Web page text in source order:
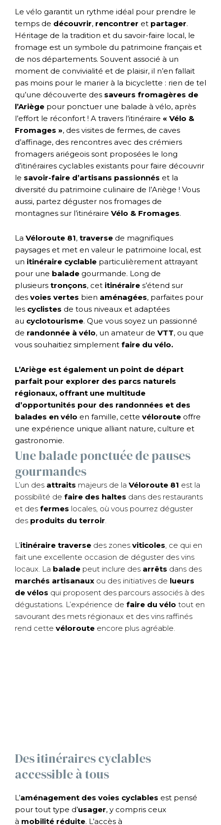
Le vélo garantit un rythme idéal pour prendre le
temps de découvrir, rencontrer et partager.
Héritage de la tradition et du savoir-faire local, le
fromage est un symbole du patrimoine français et
de nos départements. Souvent associé à un
moment de convivialité et de plaisir, il n’en fallait
pas moins pour le marier à la bicyclette : rien de tel
qu’une découverte des saveurs fromagères de
l’Ariège pour ponctuer une balade à vélo, après
l’effort le réconfort ! A travers l’itinéraire « Vélo &
Fromages », des visites de fermes, de caves
d’affinage, des rencontres avec des crémiers
fromagers ariégeois sont proposées le long
d’itinéraires cyclables existants pour faire découvrir
le savoir-faire d’artisans passionnés et la
diversité du patrimoine culinaire de l’Ariège ! Vous
aussi, partez déguster nos fromages de
montagnes sur l’itinéraire Vélo & Fromages.
La Véloroute 81, traverse de magnifiques
paysages et met en valeur le patrimoine local, est
un itinéraire cyclable particulièrement attrayant
pour une balade gourmande. Long de
plusieurs tronçons, cet itinéraire s’étend sur
des voies vertes bien aménagées, parfaites pour
les cyclistes de tous niveaux et adaptées
au cyclotourisme. Que vous soyez un passionné
de randonnée à vélo, un amateur de VTT, ou que
vous souhaitiez simplement faire du vélo.
L’Ariège est également un point de départ
parfait pour explorer des parcs naturels
régionaux, offrant une multitude
d’opportunités pour des randonnées et des
balades en vélo en famille, cette véloroute offre
une expérience unique alliant nature, culture et
gastronomie.
Une balade ponctuée de pauses
gourmandes
L’un des attraits majeurs de la Véloroute 81 est la
possibilité de faire des haltes dans des restaurants
et des fermes locales, où vous pourrez déguster
des produits du terroir
L’itinéraire traverse des zones viticoles, ce qui en
fait une excellente occasion de déguster des vins
locaux. La balade peut inclure des arrêts dans des
marchés artisanaux ou des initiatives de lueurs
de vélos qui proposent des parcours associés à des
dégustations. L’expérience de faire du vélo tout en
savourant des mets régionaux et des vins raffinés
rend cette véloroute encore plus agréable.
Des itinéraires cyclables
accessible à tous
L’aménagement des voies cyclables est pensé
pour tout type d’usager, y compris ceux
à mobilité réduite. L’accès à